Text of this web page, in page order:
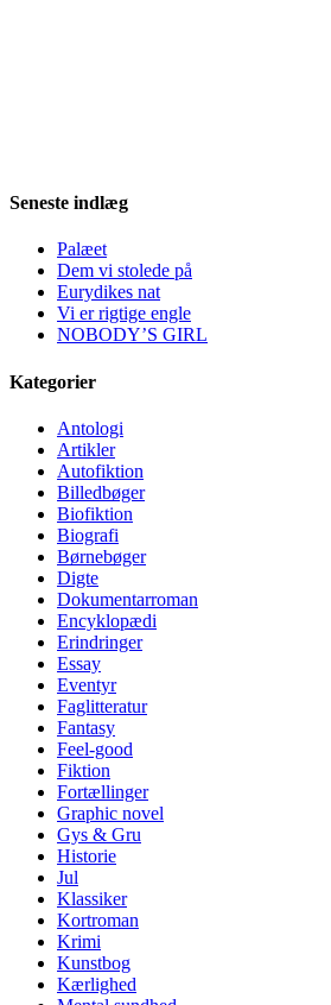
Seneste indlæg
Palæet
Dem vi stolede på
Eurydikes nat
Vi er rigtige engle
NOBODY’S GIRL
Kategorier
Antologi
Artikler
Autofiktion
Billedbøger
Biofiktion
Biografi
Børnebøger
Digte
Dokumentarroman
Encyklopædi
Erindringer
Essay
Eventyr
Faglitteratur
Fantasy
Feel-good
Fiktion
Fortællinger
Graphic novel
Gys & Gru
Historie
Jul
Klassiker
Kortroman
Krimi
Kunstbog
Kærlighed